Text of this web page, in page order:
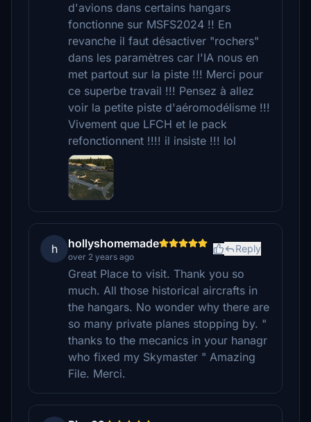
d'avions dans certains hangars
fonctionne sur MSFS2024 !! En
revanche il faut désactiver "rochers"
dans les paramètres car l'IA nous en
met partout sur la piste !!! Merci pour
ce superbe travail !!! Pensez à allez
voir la petite piste d'aéromodélisme !!!
Vivement que LFCH et le pack
refonctionnent !!!! il insiste !!! lol
h hollyshomemade
over 2 years ago
Reply
Great Place to visit. Thank you so
much. All those historical aircrafts in
the hangars. No wonder why there are
so many private planes stopping by. "
thanks to the mecanics in your hanagr
who fixed my Skymaster " Amazing
File. Merci.